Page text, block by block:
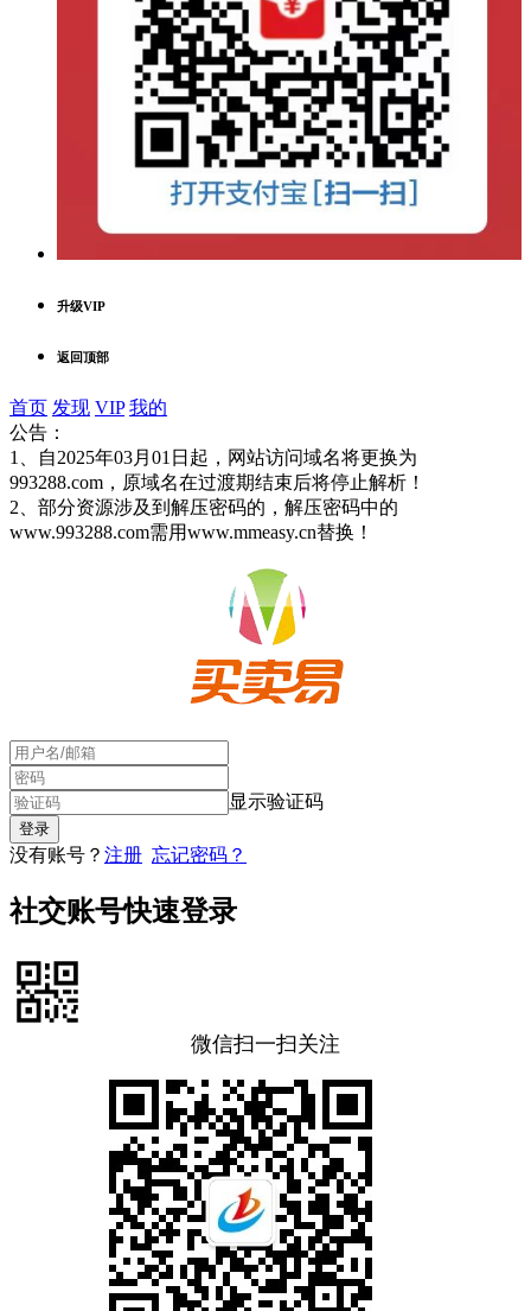
升级VIP
返回顶部
首页 发现 VIP 我的
公告：
1、自2025年03月01日起，网站访问域名将更换为
993288.com，原域名在过渡期结束后将停止解析！
2、部分资源涉及到解压密码的，解压密码中的
www.993288.com需用www.mmeasy.cn替换！
显示验证码
没有账号？ 注册 忘记密码？
社交账号快速登录
微信扫一扫关注